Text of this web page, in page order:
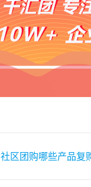
社区团购哪些产品复